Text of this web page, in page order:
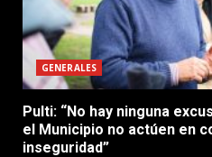
GENERALES
Pulti: “No hay ninguna
el Municipio no actúen en
inseguridad”